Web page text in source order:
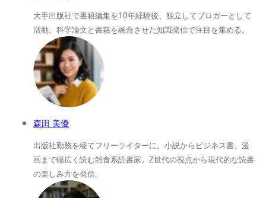
大手出版社で書籍編集を10年経験後、独立してブロガーとして
活動。科学論文と書籍を融合させた知識発信で注目を集める。
森田 美優
出版社勤務を経てフリーライターに。小説からビジネス書、漫
画まで幅広く読む雑食系読書家。Z世代の視点から現代的な読書
の楽しみ方を発信。